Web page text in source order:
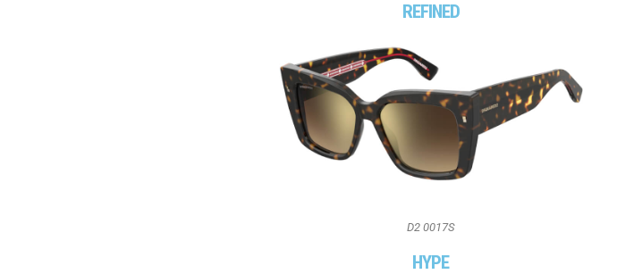
REFINED
D2 0017S
HYPE